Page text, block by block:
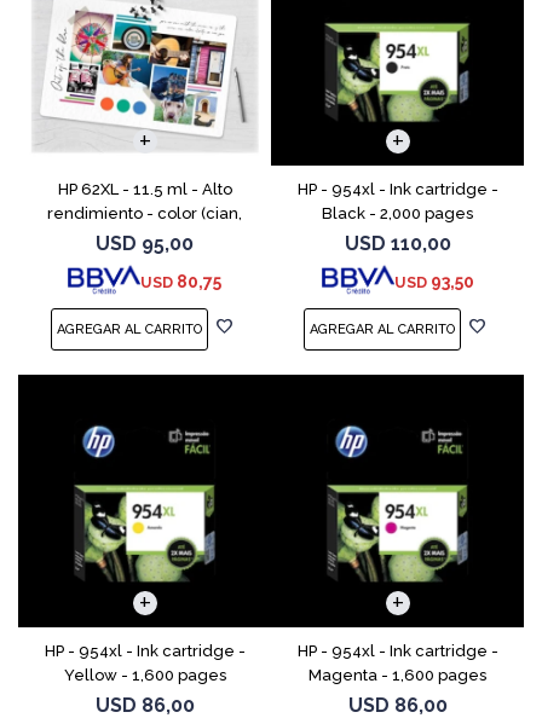
HP 62XL - 11.5 ml - Alto
rendimiento - color (cian,
magenta, amarillo) - original
- cartucho de tinta - para
ENVY 55XX, 56XX, 76
USD 95,00
USD 80,75
HP - 954xl - Ink cartridge -
Black - 2,000 pages
USD 110,00
USD 93,50
HP - 954xl - Ink cartridge -
Yellow - 1,600 pages
USD 86,00
HP - 954xl - Ink cartridge -
Magenta - 1,600 pages
USD 86,00